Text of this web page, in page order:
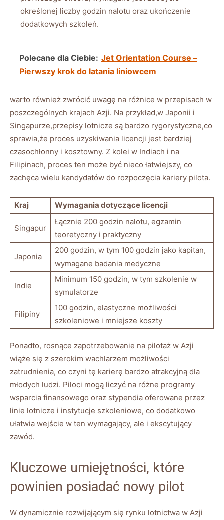
określonej liczby godzin nalotu ⁣oraz ukończenie
dodatkowych ⁢szkoleń.
Polecane dla Ciebie: Jet Orientation Course –
Pierwszy krok do latania liniowcem
warto również zwrócić uwagę na ‌różnice w ‌przepisach w
poszczególnych krajach Azji. Na przykład,w Japonii i
Singapurze,przepisy lotnicze są bardzo rygorystyczne,co
sprawia,że proces uzyskiwania‍ licencji jest bardziej‍
czasochłonny i ‌kosztowny. Z kolei w Indiach i ⁤na
Filipinach, proces ten może być nieco łatwiejszy, ⁢co
zachęca wielu kandydatów do rozpoczęcia kariery‍ pilota.
Kraj Wymagania dotyczące licencji
Singapur
Łącznie 200‍ godzin nalotu,⁣ egzamin⁢
teoretyczny i praktyczny
Japonia
200 godzin,⁢ w tym 100⁢ godzin jako ⁤kapitan,
wymagane badania medyczne
Indie
Minimum 150 godzin, w tym szkolenie w
symulatorze
Filipiny
100 godzin, elastyczne możliwości
szkoleniowe i mniejsze koszty
Ponadto, rosnące zapotrzebowanie na pilotaż w Azji
wiąże się z⁢ szerokim wachlarzem możliwości
zatrudnienia, co czyni tę karierę bardzo atrakcyjną⁤ dla
‌młodych ludzi. Piloci mogą liczyć na różne programy
wsparcia finansowego⁣ oraz stypendia oferowane przez
linie lotnicze i instytucje szkoleniowe, co dodatkowo⁤
ułatwia‍ wejście w ten⁣ wymagający, ale ⁤i ekscytujący
zawód.
Kluczowe umiejętności, które
powinien posiadać nowy pilot
W dynamicznie rozwijającym się rynku lotnictwa ‍w Azji